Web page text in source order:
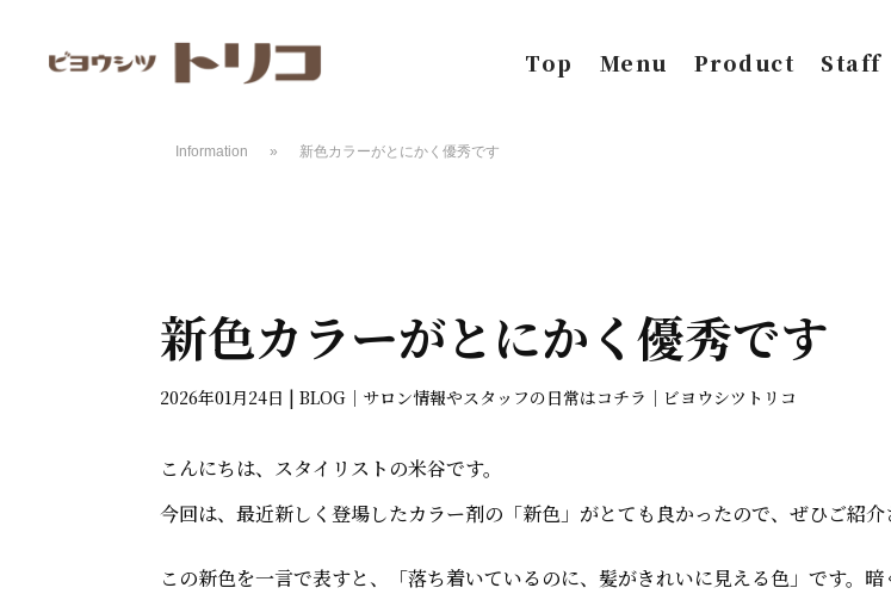
Top Menu Product Staff
Information » 新色カラーがとにかく優秀です
新色カラーがとにかく優秀です
2026年01月24日 |BLOG｜サロン情報やスタッフの日常はコチラ｜ビヨウシツトリコ
こんにちは、スタイリストの米谷です。
今回は、最近新しく登場したカラー剤の「新色」がとても良かったので、ぜひご紹介
この新色を一言で表すと、「落ち着いているのに、髪がきれいに見える色」です。